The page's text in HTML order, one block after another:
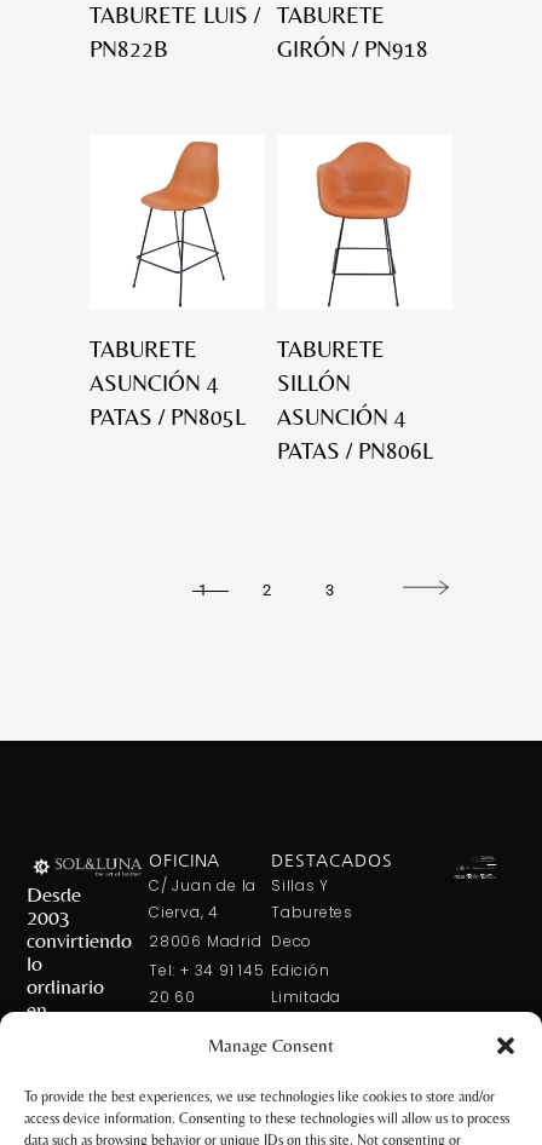
Manage Consent
To provide the best experiences, we use technologies like cookies to store and/or
access device information. Consenting to these technologies will allow us to process
data such as browsing behavior or unique IDs on this site. Not consenting or
TABURETE LUIS /
PN822B
TABURETE
GIRÓN / PN918
TABURETE
ASUNCIÓN 4
PATAS / PN805L
TABURETE
SILLÓN
ASUNCIÓN 4
PATAS / PN806L
1 2 3
Desde
2003
convirtiendo
lo
ordinario
en
OFICINA
C/ Juan de la
Cierva, 4
28006 Madrid
Tel: + 34 91 145
20 60
TIENDA
DESTACADOS
Sillas Y
Taburetes
Deco
Edición
Limitada
Mesa
Chic